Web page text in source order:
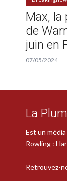
Max, la
de
juin en
07/05/2024
La
Est un
Rowling :
Retrouvez-